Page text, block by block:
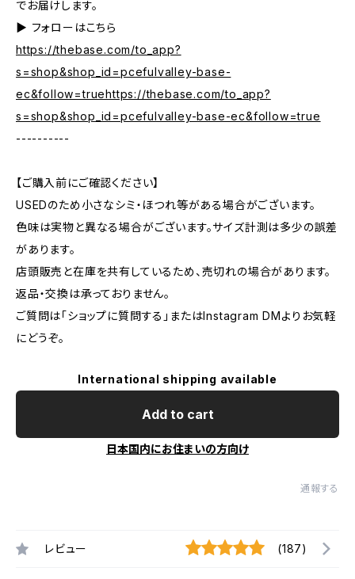
でお届けします。
▶︎ フォローはこちら
https://thebase.com/to_app?
s=shop&shop_id=pcefulvalley-base-
ec&follow=truehttps://thebase.com/to_app?
s=shop&shop_id=pcefulvalley-base-ec&follow=true
----------
【ご購入前にご確認ください】
USEDのため小さなシミ・ほつれ等がある場合がございます。
色味は実物と異なる場合がございます。サイズ計測は多少の誤差
があります。
店頭販売と在庫を共有しているため、売切れの場合があります。
返品・交換は承っておりません。
ご質問は「ショップに質問する」またはInstagram DMよりお気軽
にどうぞ。
International shipping available
Add to cart
日本国内にお住まいの方向け
通報する
レビュー (187)